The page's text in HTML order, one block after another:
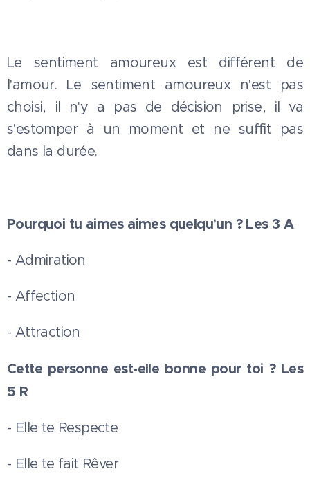
Le sentiment amoureux est différent de
l'amour. Le sentiment amoureux n'est pas
choisi, il n'y a pas de décision prise, il va
s'estomper à un moment et ne suffit pas
dans la durée.
Pourquoi tu aimes aimes quelqu'un ? Les 3 A
- Admiration
- Affection
- Attraction
Cette personne est-elle bonne pour toi ? Les
5 R
- Elle te Respecte
- Elle te fait Rêver